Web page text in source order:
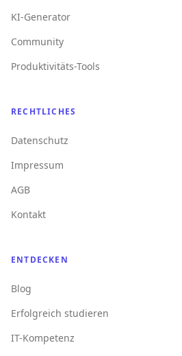
KI-Generator
Community
Produktivitäts-Tools
RECHTLICHES
Datenschutz
Impressum
AGB
Kontakt
ENTDECKEN
Blog
Erfolgreich studieren
IT-Kompetenz